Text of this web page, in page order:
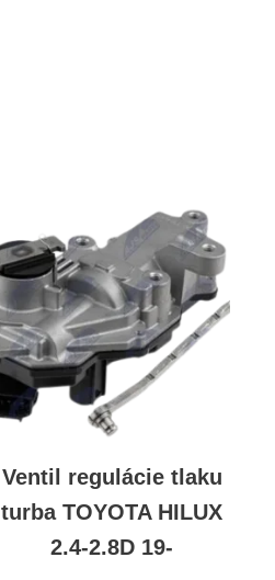
Ventil regulácie tlaku
turba TOYOTA HILUX
2.4-2.8D 19-